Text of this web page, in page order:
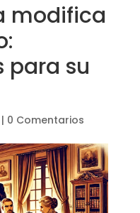
modifica
para su
| 0 Comentarios